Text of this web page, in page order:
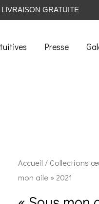
GRATUITE
Presse
Accueil / Collections
mon aile » 2021